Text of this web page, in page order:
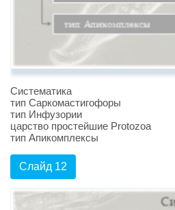
Систематика
тип Саркомастигофоры
тип Инфузории
царство простейшие Protozoa
тип Апикомплексы
Слайд 12